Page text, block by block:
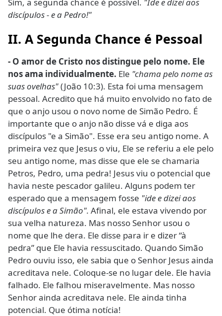
Sim, a segunda chance é possível. "Ide e dizei aos
discípulos - e a Pedro!"
II. A Segunda Chance é Pessoal
- O amor de Cristo nos distingue pelo nome. Ele
nos ama individualmente. Ele "chama pelo nome as
suas ovelhas"(João 10:3). Esta foi uma mensagem
pessoal. Acredito que há muito envolvido no fato de
que o anjo usou o novo nome de Simão Pedro. É
importante que o anjo não disse vá e diga aos
discípulos "e a Simão". Esse era seu antigo nome. A
primeira vez que Jesus o viu, Ele se referiu a ele pelo
seu antigo nome, mas disse que ele se chamaria
Petros, Pedro, uma pedra! Jesus viu o potencial que
havia neste pescador galileu. Alguns podem ter
esperado que a mensagem fosse "ide e dizei aos
discípulos e a Simão". Afinal, ele estava vivendo por
sua velha natureza. Mas nosso Senhor usou o
nome que lhe dera. Ele disse para ir e dizer “à
pedra” que Ele havia ressuscitado. Quando Simão
Pedro ouviu isso, ele sabia que o Senhor Jesus ainda
acreditava nele. Coloque-se no lugar dele. Ele havia
falhado. Ele falhou miseravelmente. Mas nosso
Senhor ainda acreditava nele. Ele ainda tinha
potencial. Que ótima notícia!